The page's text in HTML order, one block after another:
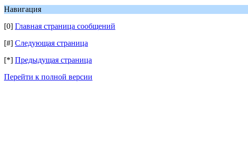
Навигация
[0] Главная страница сообщений
[#] Следующая страница
[*] Предыдущая страница
Перейти к полной версии